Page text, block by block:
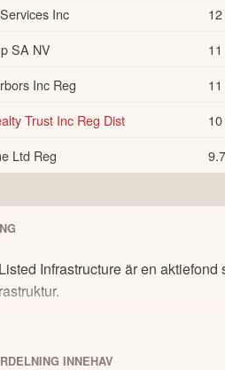
Inc
SA NV
Inc Reg
Trust Inc Reg Dist
Ltd Reg
Infrastructure är en
INNEHAV